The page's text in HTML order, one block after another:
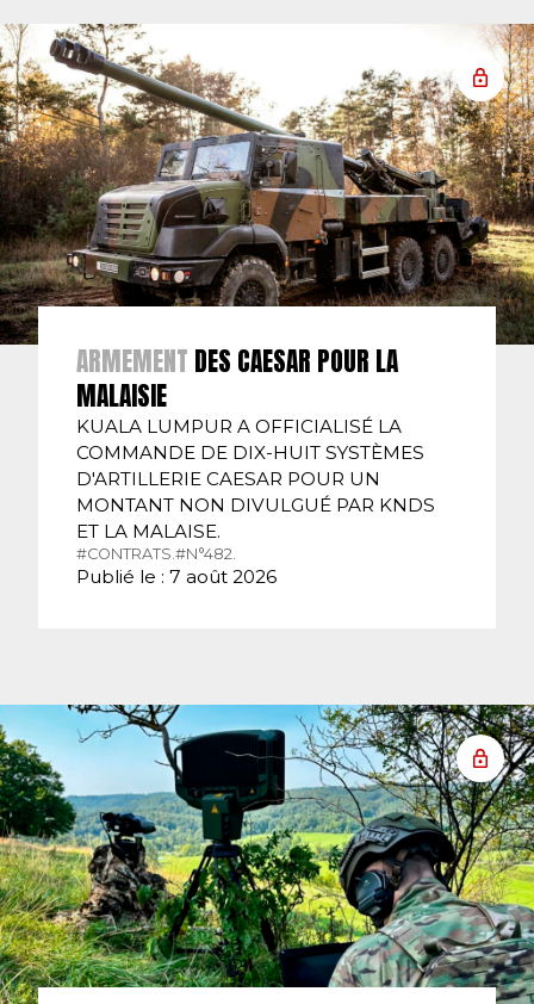
ARMEMENT DES CAESAR POUR LA
MALAISIE
KUALA LUMPUR A OFFICIALISÉ LA
COMMANDE DE DIX-HUIT SYSTÈMES
D'ARTILLERIE CAESAR POUR UN
MONTANT NON DIVULGUÉ PAR KNDS
ET LA MALAISE.
#CONTRATS. #N°482.
Publié le : 7 août 2026